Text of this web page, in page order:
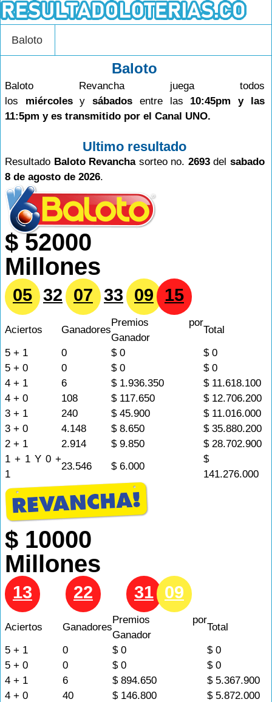
Baloto
Baloto
Baloto Revancha juega todos
los miércolesysábados entre las 10:45pm y las
11:5pm y es transmitido por el Canal UNO.
Ultimo resultado
Resultado Baloto Revanchasorteo no. 2693del sabado
8 de agosto de 2026.
$ 52000
Millones
05 32 07 33 09 15
Aciertos Ganadores
Premios por
Ganador
Total
5 + 1
0 $ 0
$ 0
5 + 0
0 $ 0
$ 0
4 + 1
6 $ 1.936.350
$ 11.618.100
4 + 0
108 $ 117.650
$ 12.706.200
3 + 1
240 $ 45.900
$ 11.016.000
3 + 0
4.148 $ 8.650
$ 35.880.200
2 + 1
2.914 $ 9.850
$ 28.702.900
1 + 1 Y 0 +
1
23.546 $ 6.000
$
141.276.000
$ 10000
Millones
13 22 31 09
Aciertos Ganadores
Premios por
Ganador
Total
5 + 1
0 $ 0
$ 0
5 + 0
0 $ 0
$ 0
4 + 1
6 $ 894.650
$ 5.367.900
4 + 0
40 $ 146.800
$ 5.872.000